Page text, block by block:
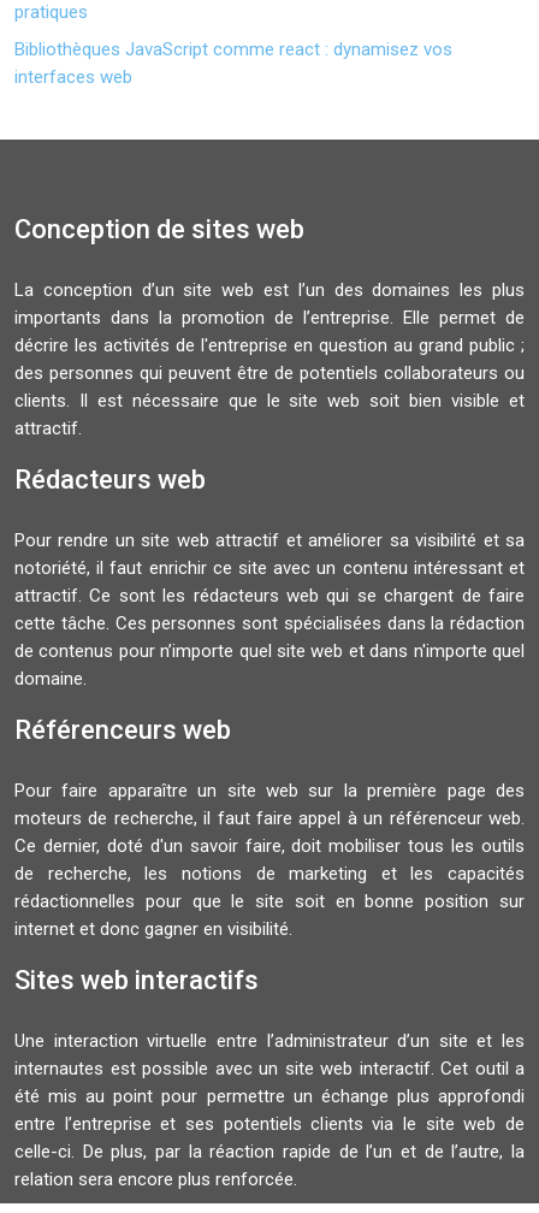
pratiques
Bibliothèques JavaScript comme react : dynamisez vos
interfaces web
Conception de sites web
La conception d’un site web est l’un des domaines les plus
importants dans la promotion de l’entreprise. Elle permet de
décrire les activités de l'entreprise en question au grand public ;
des personnes qui peuvent être de potentiels collaborateurs ou
clients. Il est nécessaire que le site web soit bien visible et
attractif.
Rédacteurs web
Pour rendre un site web attractif et améliorer sa visibilité et sa
notoriété, il faut enrichir ce site avec un contenu intéressant et
attractif. Ce sont les rédacteurs web qui se chargent de faire
cette tâche. Ces personnes sont spécialisées dans la rédaction
de contenus pour n’importe quel site web et dans n'importe quel
domaine.
Référenceurs web
Pour faire apparaître un site web sur la première page des
moteurs de recherche, il faut faire appel à un référenceur web.
Ce dernier, doté d'un savoir faire, doit mobiliser tous les outils
de recherche, les notions de marketing et les capacités
rédactionnelles pour que le site soit en bonne position sur
internet et donc gagner en visibilité.
Sites web interactifs
Une interaction virtuelle entre l’administrateur d’un site et les
internautes est possible avec un site web interactif. Cet outil a
été mis au point pour permettre un échange plus approfondi
entre l’entreprise et ses potentiels clients via le site web de
celle-ci. De plus, par la réaction rapide de l’un et de l’autre, la
relation sera encore plus renforcée.